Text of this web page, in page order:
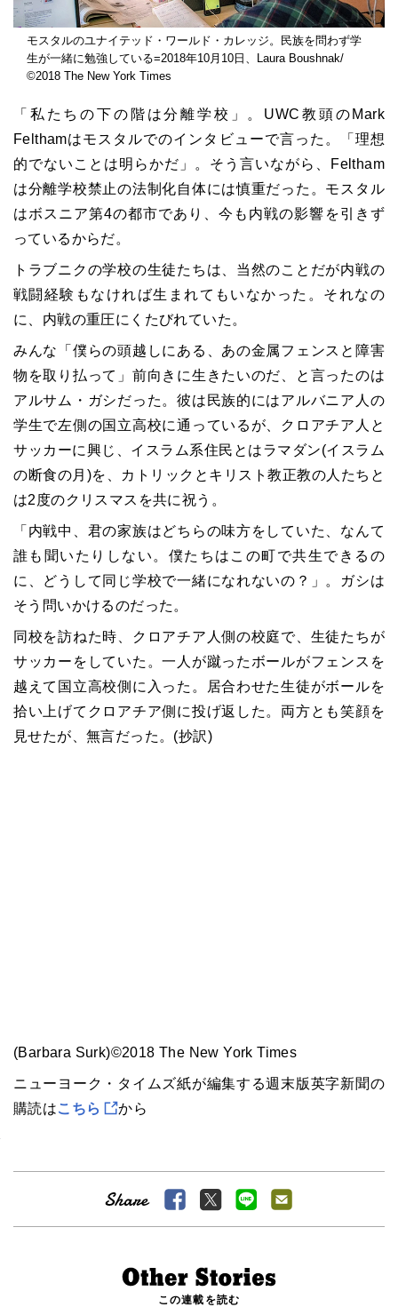
モスタルのユナイテッド・ワールド・カレッジ。民族を問わず学
生が一緒に勉強している=2018年10月10日、Laura Boushnak/
©2018 The New York Times
「私たちの下の階は分離学校」。UWC教頭のMark
Felthamはモスタルでのインタビューで言った。「理想
的でないことは明らかだ」。そう言いながら、Feltham
は分離学校禁止の法制化自体には慎重だった。モスタル
はボスニア第4の都市であり、今も内戦の影響を引きず
っているからだ。
トラブニクの学校の生徒たちは、当然のことだが内戦の
戦闘経験もなければ生まれてもいなかった。それなの
に、内戦の重圧にくたびれていた。
みんな「僕らの頭越しにある、あの金属フェンスと障害
物を取り払って」前向きに生きたいのだ、と言ったのは
アルサム・ガシだった。彼は民族的にはアルバニア人の
学生で左側の国立高校に通っているが、クロアチア人と
サッカーに興じ、イスラム系住民とはラマダン(イスラム
の断食の月)を、カトリックとキリスト教正教の人たちと
は2度のクリスマスを共に祝う。
「内戦中、君の家族はどちらの味方をしていた、なんて
誰も聞いたりしない。僕たちはこの町で共生できるの
に、どうして同じ学校で一緒になれないの？」。ガシは
そう問いかけるのだった。
同校を訪ねた時、クロアチア人側の校庭で、生徒たちが
サッカーをしていた。一人が蹴ったボールがフェンスを
越えて国立高校側に入った。居合わせた生徒がボールを
拾い上げてクロアチア側に投げ返した。両方とも笑顔を
見せたが、無言だった。(抄訳)
(Barbara Surk)©2018 The New York Times
ニューヨーク・タイムズ紙が編集する週末版英字新聞の
購読はこちら から
この連載を読む